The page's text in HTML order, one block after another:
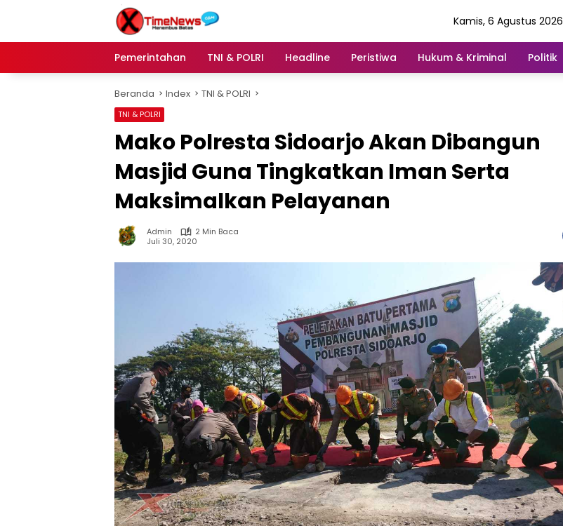
Kamis, 6 Agustus 2026
Pemerintahan TNI & POLRI Headline Peristiwa Hukum & Kriminal Politik
Beranda Index TNI & POLRI
TNI & POLRI
Mako Polresta Sidoarjo Akan Dibangun
Masjid Guna Tingkatkan Iman Serta
Maksimalkan Pelayanan
Admin
2 Min Baca
Juli 30, 2020